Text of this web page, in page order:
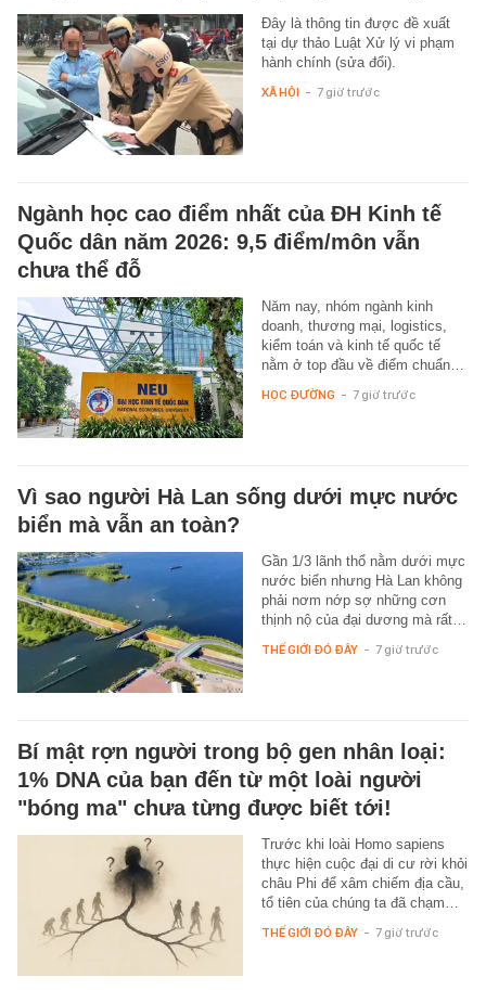
Đây là thông tin được đề xuất
tại dự thảo Luật Xử lý vi phạm
hành chính (sửa đổi).
XÃ HỘI - 7 giờ trước
Ngành học cao điểm nhất của ĐH Kinh tế
Quốc dân năm 2026: 9,5 điểm/môn vẫn
chưa thể đỗ
Năm nay, nhóm ngành kinh
doanh, thương mại, logistics,
kiểm toán và kinh tế quốc tế
nằm ở top đầu về điểm chuẩn…
HỌC ĐƯỜNG - 7 giờ trước
Vì sao người Hà Lan sống dưới mực nước
biển mà vẫn an toàn?
Gần 1/3 lãnh thổ nằm dưới mực
nước biển nhưng Hà Lan không
phải nơm nớp sợ những cơn
thịnh nộ của đại dương mà rất…
THẾ GIỚI ĐÓ ĐÂY - 7 giờ trước
Bí mật rợn người trong bộ gen nhân loại:
1% DNA của bạn đến từ một loài người
"bóng ma" chưa từng được biết tới!
Trước khi loài Homo sapiens
thực hiện cuộc đại di cư rời khỏi
châu Phi để xâm chiếm địa cầu,
tổ tiên của chúng ta đã chạm…
THẾ GIỚI ĐÓ ĐÂY - 7 giờ trước